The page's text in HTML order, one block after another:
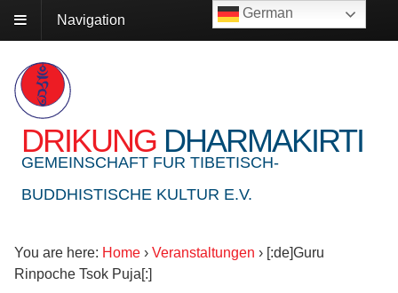
Navigation
DRIKUNG DHARMAKIRTI
GEMEINSCHAFT FUR TIBETISCH-
BUDDHISTISCHE KULTUR E.V.
You are here: Home › Veranstaltungen › [:de]Guru
Rinpoche Tsok Puja[:]
German